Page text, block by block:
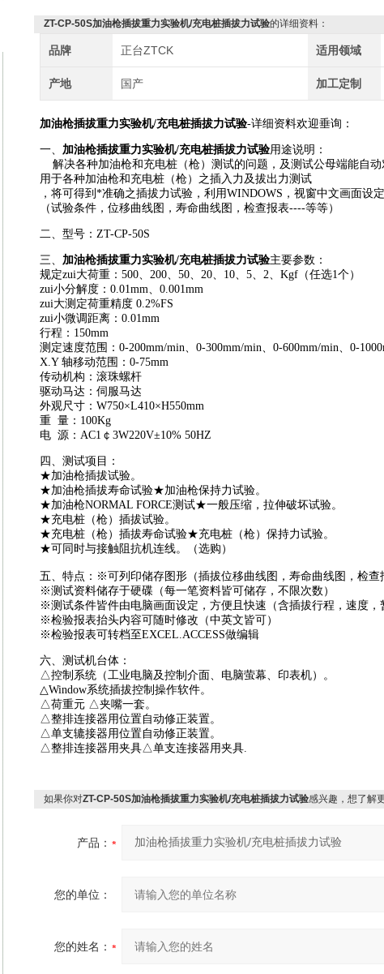
ZT-CP-50S加油枪插拔重力实验机/充电桩插拔力试验的详细资料：
品牌 正台ZTCK 适用领域
产地 国产 加工定制
加油枪插拔重力实验机/充电桩插拔力试验-详细资料欢迎垂询：
一、 加油枪插拔重力实验机/充电桩插拔力试验用途说明：
解决各种加油枪和充电桩（枪）测试的问题，及测试公母端能自
用于各种加油枪和充电桩（枪）之插入力及拔出力测试
，将可得到*准确之插拔力试验，利用WINDOWS，视窗中文画面设
（试验条件，位移曲线图，寿命曲线图，检查报表----等等）
二、型号：ZT-CP-50S
三、 加油枪插拔重力实验机/充电桩插拔力试验主要参数：
规定zui大荷重：500、200、50、20、10、5、2、Kgf（任选1个）
zui小分解度：0.01mm、0.001mm
zui大测定荷重精度 0.2%FS
zui小微调距离：0.01mm
行程：150mm
测定速度范围：0-200mm/min、0-300mm/min、0-600mm/min、0-
X.Y 轴移动范围：0-75mm
传动机构：滚珠螺杆
驱动马达：伺服马达
外观尺寸：W750×L410×H550mm
重 量：100Kg
电 源：AC1￠3W220V±10% 50HZ
四、测试项目：
★加油枪插拔试验。
★加油枪插拔寿命试验★加油枪保持力试验。
★加油枪NORMAL FORCE测试★一般压缩，拉伸破坏试验。
★充电桩（枪）插拔试验。
★充电桩（枪）插拔寿命试验★充电桩（枪）保持力试验。
★可同时与接触阻抗机连线。（选购）
五、特点：※可列印储存图形（插拔位移曲线图，寿命曲线图，检查
※测试资料储存于硬碟（每一笔资料皆可储存，不限次数）
※测试条件皆件由电脑画面设定，方便且快速（含插拔行程，速度，
※检验报表抬头内容可随时修改（中英文皆可）
※检验报表可转档至EXCEL.ACCESS做编辑
六、测试机台体：
△控制系统（工业电脑及控制介面、电脑萤幕、印表机）。
△Window系统插拔控制操作软件。
△荷重元 △夹嘴一套。
△整排连接器用位置自动修正装置。
△单支辘接器用位置自动修正装置。
△整排连接器用夹具△单支连接器用夹具.
如果你对ZT-CP-50S加油枪插拔重力实验机/充电桩插拔力试验感兴趣，想了解
产品：
您的单位：
您的姓名：